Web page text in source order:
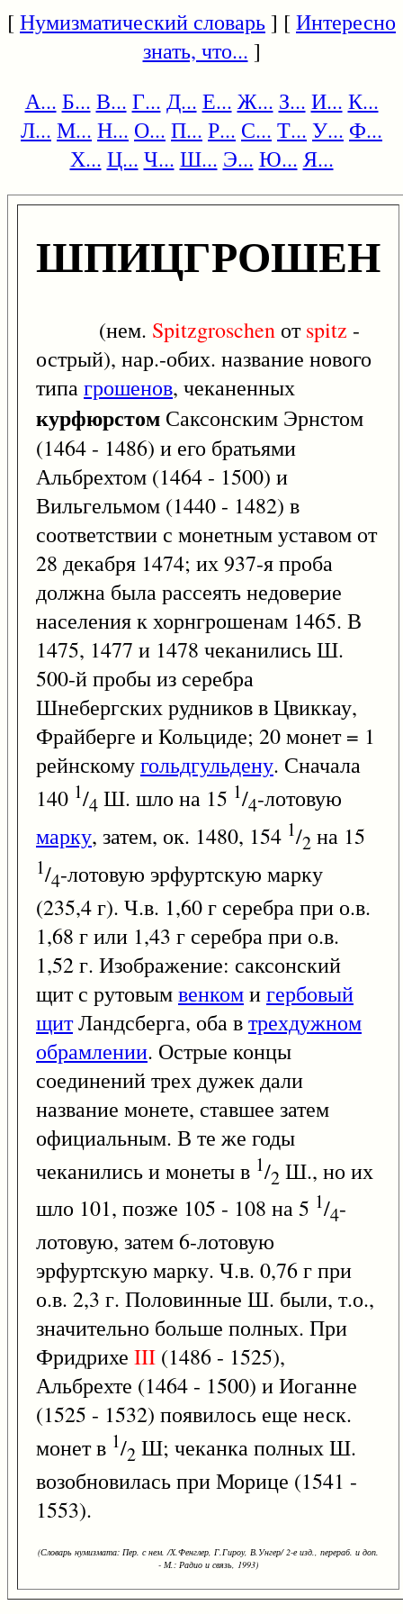
[Нумизматический словарь] [Интересно
знать, что... ]
А... Б... В... Г... Д... Е... Ж... З... И... К...
Л... М... Н... О... П... Р... С... Т... У... Ф...
Х... Ц... Ч... Ш... Э... Ю... Я...
ШПИЦГРОШЕН
(нем. Spitzgroschen отspitz -
острый), нар.-обих. название нового
типагрошенов, чеканенных
курфюрстом Саксонским Эрнстом
(1464 - 1486) и его братьями
Альбрехтом (1464 - 1500) и
Вильгельмом (1440 - 1482) в
соответствии с монетным уставом от
28 декабря 1474; их 937-я проба
должна была рассеять недоверие
населения к хорнгрошенам 1465. В
1475, 1477 и 1478 чеканились Ш.
500-й пробы из серебра
Шнебергских рудников в Цвиккау,
Фрайберге и Кольциде; 20 монет = 1
рейнскомугольдгульдену. Сначала
140 1/4 Ш. шло на 15 1/4-лотовую
марку, затем, ок. 1480, 154 1/2 на 15
1/4-лотовую эрфуртскую марку
(235,4 г). Ч.в. 1,60 г серебра при о.в.
1,68 г или 1,43 г серебра при о.в.
1,52 г. Изображение: саксонский
щит с рутовымвенкомигербовый
щитЛандсберга, оба втрехдужном
обрамлении. Острые концы
соединений трех дужек дали
название монете, ставшее затем
официальным. В те же годы
чеканились и монеты в 1/2 Ш., но их
шло 101, позже 105 - 108 на 5 1/4-
лотовую, затем 6-лотовую
эрфуртскую марку. Ч.в. 0,76 г при
о.в. 2,3 г. Половинные Ш. были, т.о.,
значительно больше полных. При
Фридрихе III (1486 - 1525),
Альбрехте (1464 - 1500) и Иоганне
(1525 - 1532) появилось еще неск.
монет в 1/2 Ш; чеканка полных Ш.
возобновилась при Морице (1541 -
1553).
(Словарь нумизмата: Пер. с нем. /Х.Фенглер, Г.Гироу, В.Унгер/ 2-е изд., перераб. и доп.
- М.: Радио и связь, 1993)